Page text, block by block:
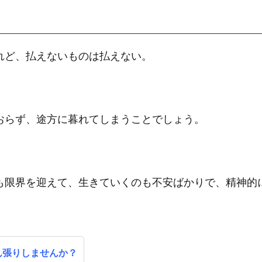
、払えないものは払えない。
ず、途方に暮れてしまうことでしょう。
界を迎えて、生きていくのも不安ばかりで、精神
りしませんか？